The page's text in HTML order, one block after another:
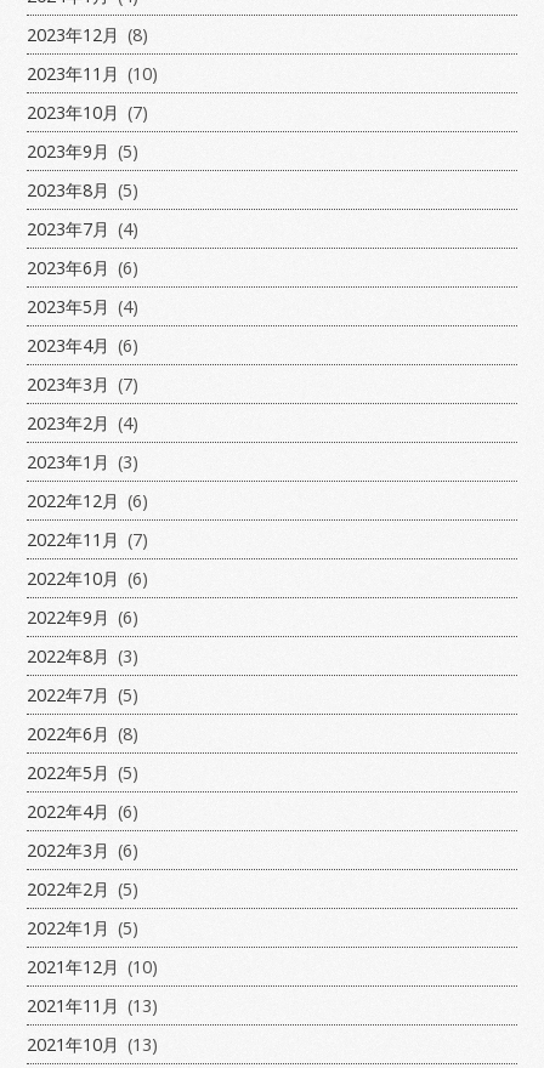
2023年12月 (8)
2023年11月 (10)
2023年10月 (7)
2023年9月 (5)
2023年8月 (5)
2023年7月 (4)
2023年6月 (6)
2023年5月 (4)
2023年4月 (6)
2023年3月 (7)
2023年2月 (4)
2023年1月 (3)
2022年12月 (6)
2022年11月 (7)
2022年10月 (6)
2022年9月 (6)
2022年8月 (3)
2022年7月 (5)
2022年6月 (8)
2022年5月 (5)
2022年4月 (6)
2022年3月 (6)
2022年2月 (5)
2022年1月 (5)
2021年12月 (10)
2021年11月 (13)
2021年10月 (13)